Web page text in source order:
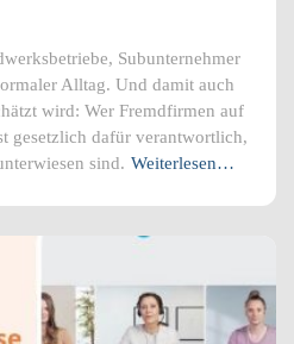
Subunternehmer
Alltag. Und damit auch
wird: Wer Fremdfirmen auf
gesetzlich dafür verantwortlich,
sind. Weiterlesen…